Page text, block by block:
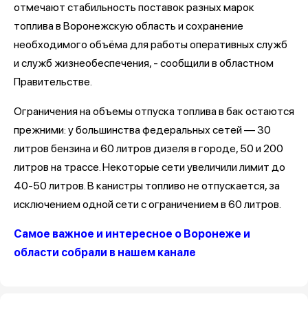
отмечают стабильность поставок разных марок
топлива в Воронежскую область и сохранение
необходимого объёма для работы оперативных служб
и служб жизнеобеспечения, - сообщили в областном
Правительстве.
Ограничения на объемы отпуска топлива в бак остаются
прежними: у большинства федеральных сетей — 30
литров бензина и 60 литров дизеля в городе, 50 и 200
литров на трассе. Некоторые сети увеличили лимит до
40-50 литров. В канистры топливо не отпускается, за
исключением одной сети с ограничением в 60 литров.
Самое важное и интересное о Воронеже и
области собрали в нашем канале